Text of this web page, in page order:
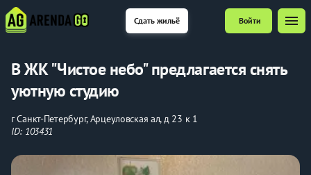
Сдать жильё Войти menu
В ЖК "Чистое небо" пpедлaгаeтcя снять
уютную студию
г Санкт-Петербург, Арцеуловская ал, д 23 к 1
ID: 103431